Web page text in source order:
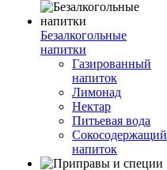
Безалкогольные
напитки
Газированный
напиток
Лимонад
Нектар
Питьевая вода
Сокосодержащий
напиток